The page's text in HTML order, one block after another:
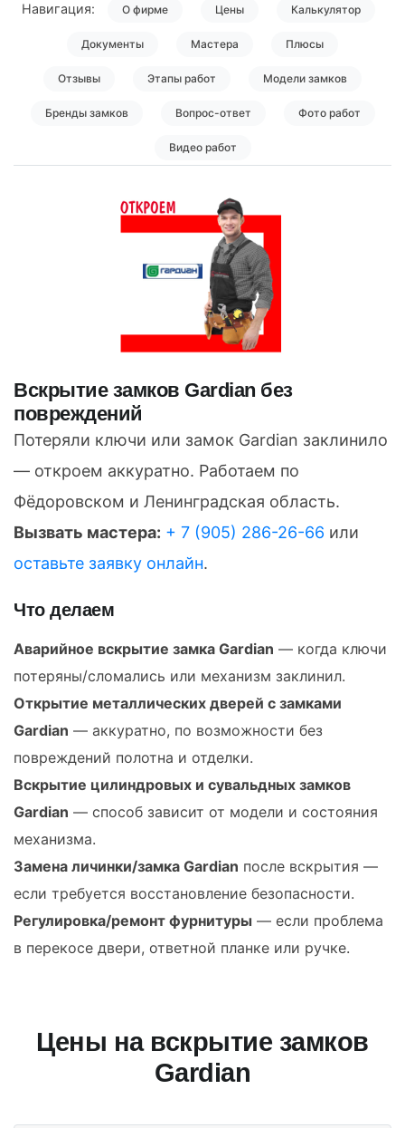
Навигация: О фирме Цены Калькулятор
Документы Мастера Плюсы
Отзывы Этапы работ Модели замков
Бренды замков Вопрос-ответ Фото работ
Видео работ
Вскрытие замков Gardian без
повреждений
Потеряли ключи или замок Gardian заклинило
— откроем аккуратно. Работаем по
Фёдоровском и Ленинградская область.
Вызвать мастера: + 7 (905) 286-26-66 или
оставьте заявку онлайн.
Что делаем
Аварийное вскрытие замка Gardian — когда ключи
потеряны/сломались или механизм заклинил.
Открытие металлических дверей с замками
Gardian — аккуратно, по возможности без
повреждений полотна и отделки.
Вскрытие цилиндровых и сувальдных замков
Gardian — способ зависит от модели и состояния
механизма.
Замена личинки/замка Gardian после вскрытия —
если требуется восстановление безопасности.
Регулировка/ремонт фурнитуры — если проблема
в перекосе двери, ответной планке или ручке.
Цены на вскрытие замков
Gardian